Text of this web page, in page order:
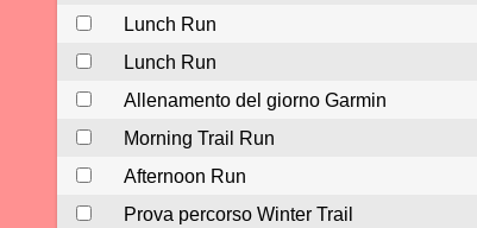
Lunch Run
Lunch Run
Allenamento del giorno Garmin
Morning Trail Run
Afternoon Run
Prova percorso Winter Trail